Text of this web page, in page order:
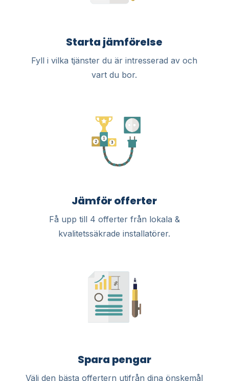
Starta jämförelse
Fyll i vilka tjänster du är intresserad av och
vart du bor.
Jämför offerter
Få upp till 4 offerter från lokala &
kvalitetssäkrade installatörer.
Spara pengar
Välj den bästa offertern utifrån dina önskemål